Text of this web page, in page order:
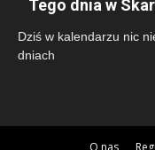
Tego dnia w
Dziś w kalendarzu nic
dniach
O nas